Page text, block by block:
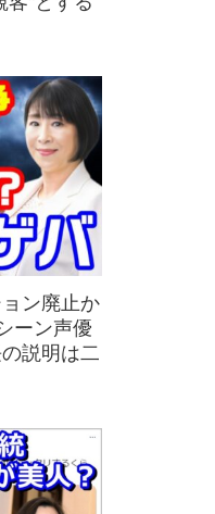
ン廃止か
ーン声優
説明は二